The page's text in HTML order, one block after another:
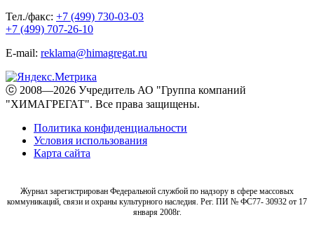
Тел./факс: +7 (499) 730-03-03
+7 (499) 707-26-10
E-mail: reklama@himagregat.ru
ⓒ 2008—2026 Учредитель АО "Группа компаний
"ХИМАГРЕГАТ". Все права защищены.
Политика конфиденциальности
Условия использования
Карта сайта
Журнал зарегистрирован Федеральной службой по надзору в сфере массовых
коммуникаций, связи и охраны культурного наследия. Рег. ПИ № ФС77- 30932 от 17
января 2008г.